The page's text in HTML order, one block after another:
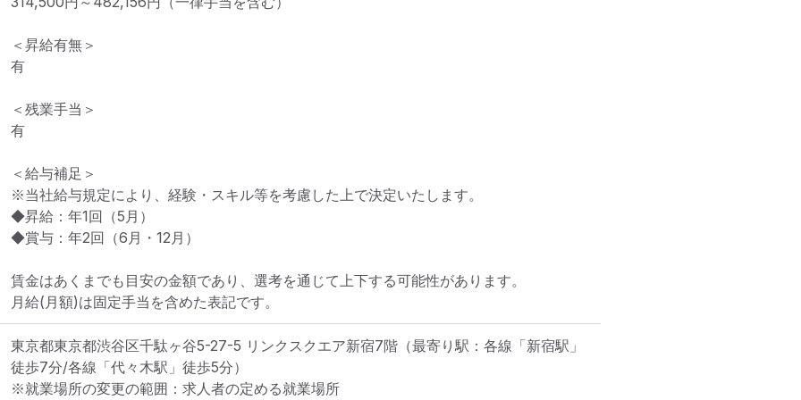
＜昇給有無＞
有
＜残業手当＞
有
＜給与補足＞
※当社給与規定により、経験・スキル等を考慮した上で決定いたします。
◆昇給：年1回（5月）
◆賞与：年2回（6月・12月）
賃金はあくまでも目安の金額であり、選考を通じて上下する可能性があります。
月給(月額)は固定手当を含めた表記です。
東京都東京都渋谷区千駄ヶ谷5-27-5 リンクスクエア新宿7階 （最寄り駅：各線「新宿駅」
徒歩7分/各線「代々木駅」徒歩5分）
※就業場所の変更の範囲：求人者の定める就業場所